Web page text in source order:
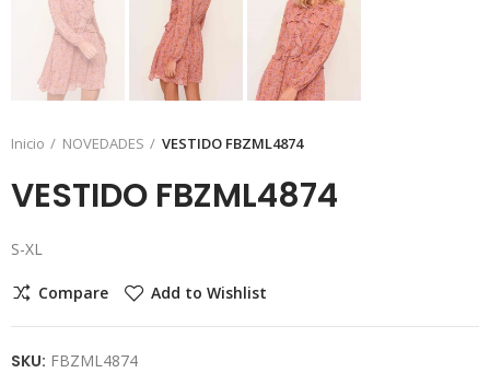
Inicio NOVEDADES VESTIDO FBZML4874
VESTIDO FBZML4874
S-XL
Compare Add to Wishlist
SKU: FBZML4874